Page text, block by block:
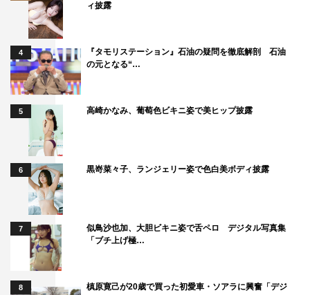
ィ披露
4
『タモリステーション』石油の疑問を徹底解剖 石油
の元となる“…
5 高崎かなみ、葡萄色ビキニ姿で美ヒップ披露
6 黒嵜菜々子、ランジェリー姿で色白美ボディ披露
7
似鳥沙也加、大胆ビキニ姿で舌ペロ デジタル写真集
「ブチ上げ極…
8
槙原寛己が20歳で買った初愛車・ソアラに興奮「デジ